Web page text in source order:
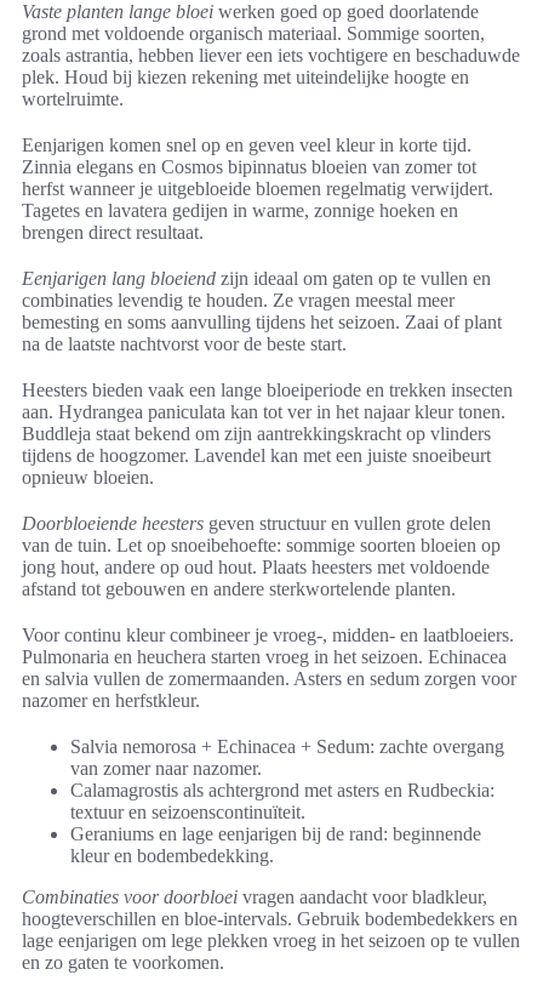
Vaste planten lange bloei werken goed op goed doorlatende
grond met voldoende organisch materiaal. Sommige soorten,
zoals astrantia, hebben liever een iets vochtigere en beschaduwde
plek. Houd bij kiezen rekening met uiteindelijke hoogte en
wortelruimte.
Eenjarigen komen snel op en geven veel kleur in korte tijd.
Zinnia elegans en Cosmos bipinnatus bloeien van zomer tot
herfst wanneer je uitgebloeide bloemen regelmatig verwijdert.
Tagetes en lavatera gedijen in warme, zonnige hoeken en
brengen direct resultaat.
Eenjarigen lang bloeiend zijn ideaal om gaten op te vullen en
combinaties levendig te houden. Ze vragen meestal meer
bemesting en soms aanvulling tijdens het seizoen. Zaai of plant
na de laatste nachtvorst voor de beste start.
Heesters bieden vaak een lange bloeiperiode en trekken insecten
aan. Hydrangea paniculata kan tot ver in het najaar kleur tonen.
Buddleja staat bekend om zijn aantrekkingskracht op vlinders
tijdens de hoogzomer. Lavendel kan met een juiste snoeibeurt
opnieuw bloeien.
Doorbloeiende heesters geven structuur en vullen grote delen
van de tuin. Let op snoeibehoefte: sommige soorten bloeien op
jong hout, andere op oud hout. Plaats heesters met voldoende
afstand tot gebouwen en andere sterkwortelende planten.
Voor continu kleur combineer je vroeg-, midden- en laatbloeiers.
Pulmonaria en heuchera starten vroeg in het seizoen. Echinacea
en salvia vullen de zomermaanden. Asters en sedum zorgen voor
nazomer en herfstkleur.
Salvia nemorosa + Echinacea + Sedum: zachte overgang
van zomer naar nazomer.
Calamagrostis als achtergrond met asters en Rudbeckia:
textuur en seizoenscontinuïteit.
Geraniums en lage eenjarigen bij de rand: beginnende
kleur en bodembedekking.
Combinaties voor doorbloei vragen aandacht voor bladkleur,
hoogteverschillen en bloe-intervals. Gebruik bodembedekkers en
lage eenjarigen om lege plekken vroeg in het seizoen op te vullen
en zo gaten te voorkomen.